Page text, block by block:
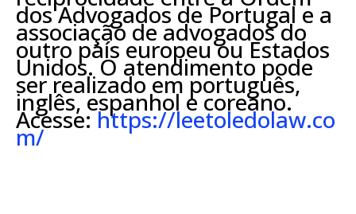
dos Advogados de Portugal e a
associação de advogados do
outro país europeu ou Estados
Unidos. O atendimento pode
ser realizado em português,
inglês, espanhol e coreano.
Acesse:https://leetoledolaw.co
m/